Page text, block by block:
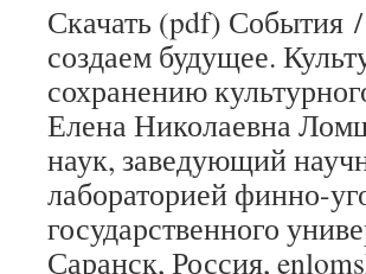
Скачать (pdf) События
создаем будущее.
сохранению
Елена Николаевна
наук, заведующий
лабораторией финно-
государственного
Саранск, Россия,